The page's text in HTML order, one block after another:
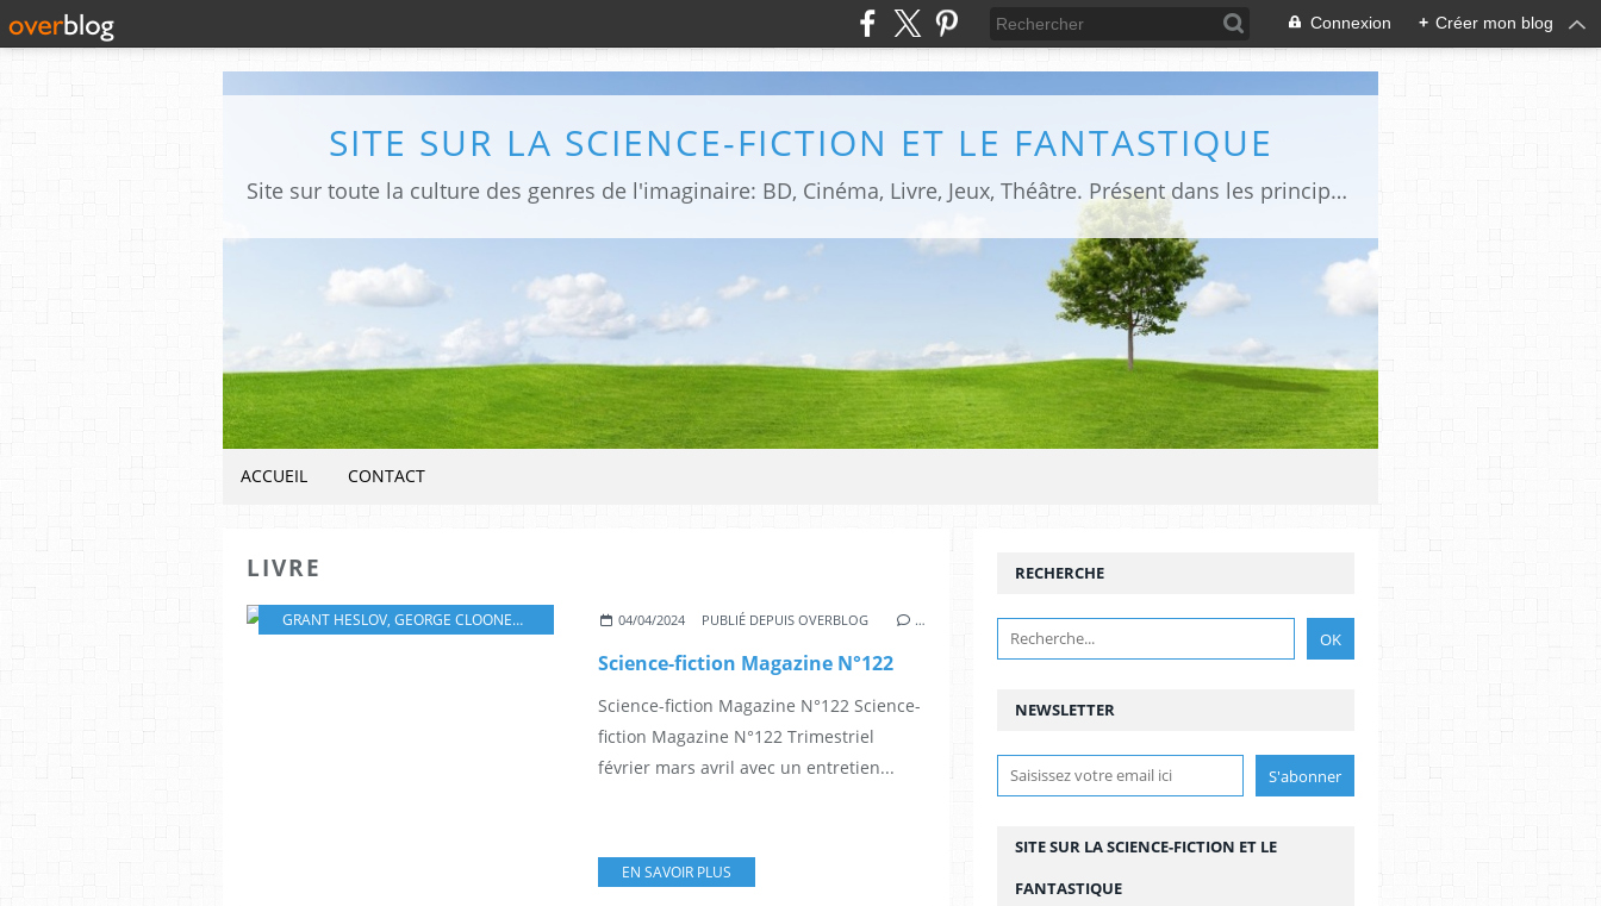
Connexion + Créer mon blog
SITE SUR LA SCIENCE-FICTION ET LE FANTASTIQUE
Site sur toute la culture des genres de l'imaginaire: BD, Cinéma, Livre, Jeux, Théâtre. Présent dans les principaux festivals de film fantastique e de science-fiction, salons et conventions.
ACCUEIL CONTACT
LIVRE
GRANT HESLOV, GEORGE CLOONEY , NICOLAS CAGE,,SCIENCE-FICTION MAGAZINE N°122 BD, LIVRE SCIENCE FICTION,@THEREALNICCAGE
04/04/2024 PUBLIÉ DEPUIS OVERBLOG …
Science-fiction Magazine N°122
Science-fiction Magazine N°122 Science-
fiction Magazine N°122 Trimestriel
février mars avril avec un entretien...
EN SAVOIR PLUS
NEWSLETTER
RECHERCHE
SITE SUR LA SCIENCE-FICTION ET LE
FANTASTIQUE